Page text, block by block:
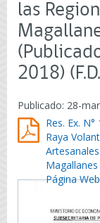
las
2018)
Publicado: 28-
Res. Ex.
Raya
Página